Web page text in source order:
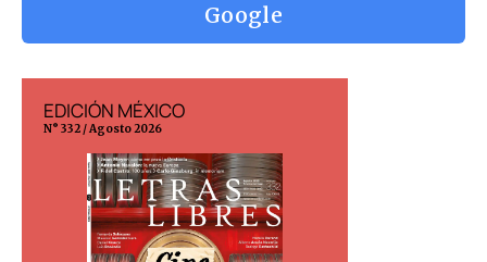
Google
EDICIÓN MÉXICO
N° 332 / Agosto 2026